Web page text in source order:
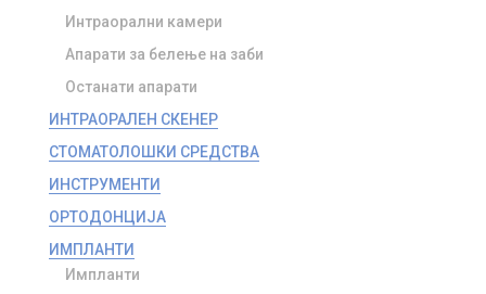
Интраорални камери
Апарати за белење на заби
Останати апарати
ИНТРАОРАЛЕН СКЕНЕР
СТОМАТОЛОШКИ СРЕДСТВА
ИНСТРУМЕНТИ
ОРТОДОНЦИЈА
ИМПЛАНТИ
Импланти